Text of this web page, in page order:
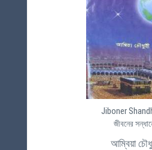
Jiboner
জীবনের
আম্বিয়া